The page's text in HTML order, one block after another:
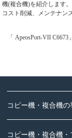
機(複合機)を紹介します
コスト削減、メンテナン
「 ApeosPort-VII
コピー機・複合機
コピー機・複合機